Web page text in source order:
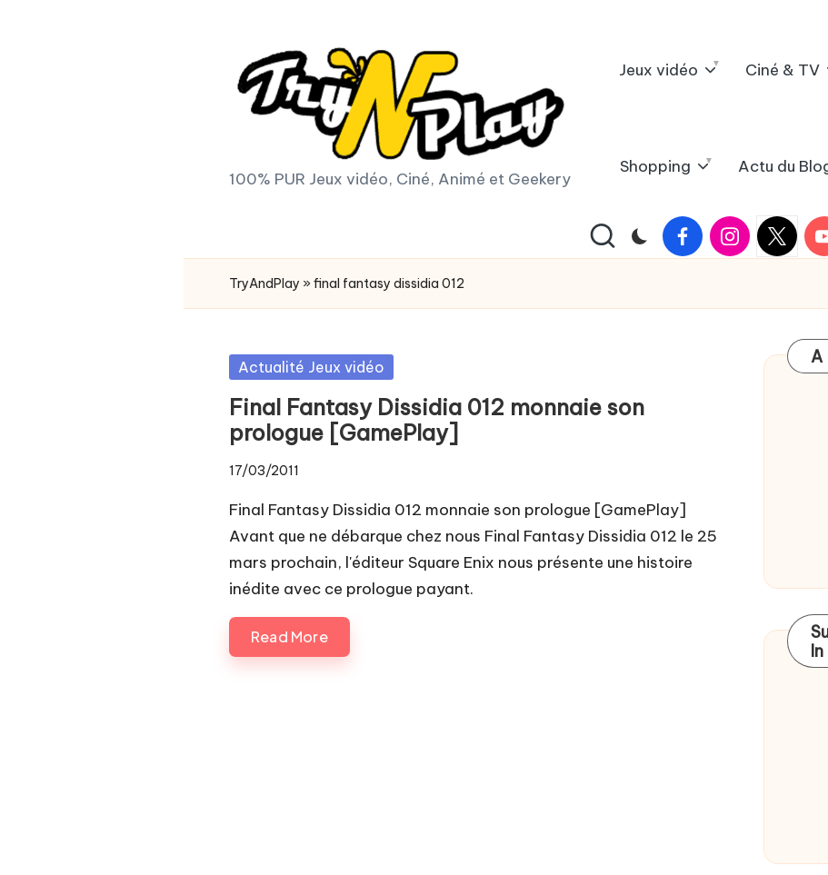
T
y
A
n
d
Pl
a
y.
c
o
m
100% PUR Jeux vidéo, Ciné, Animé et Geekery
Jeux vidéo Ciné & TV
Shopping Actu du
FacebookInstagram
X
|
TryAndPlay » final fantasy dissidia 012
Posted
Actualité Jeux vidéo
Final Fantasy Dissidia 012 monnaie son
prologue [GamePlay]
17/03/2011
Final Fantasy Dissidia 012 monnaie son prologue [GamePlay]
Avant que ne débarque chez nous Final Fantasy Dissidia 012 le 25
mars prochain, l'éditeur Square Enix nous présente une histoire
inédite avec ce prologue payant.
Read More
A